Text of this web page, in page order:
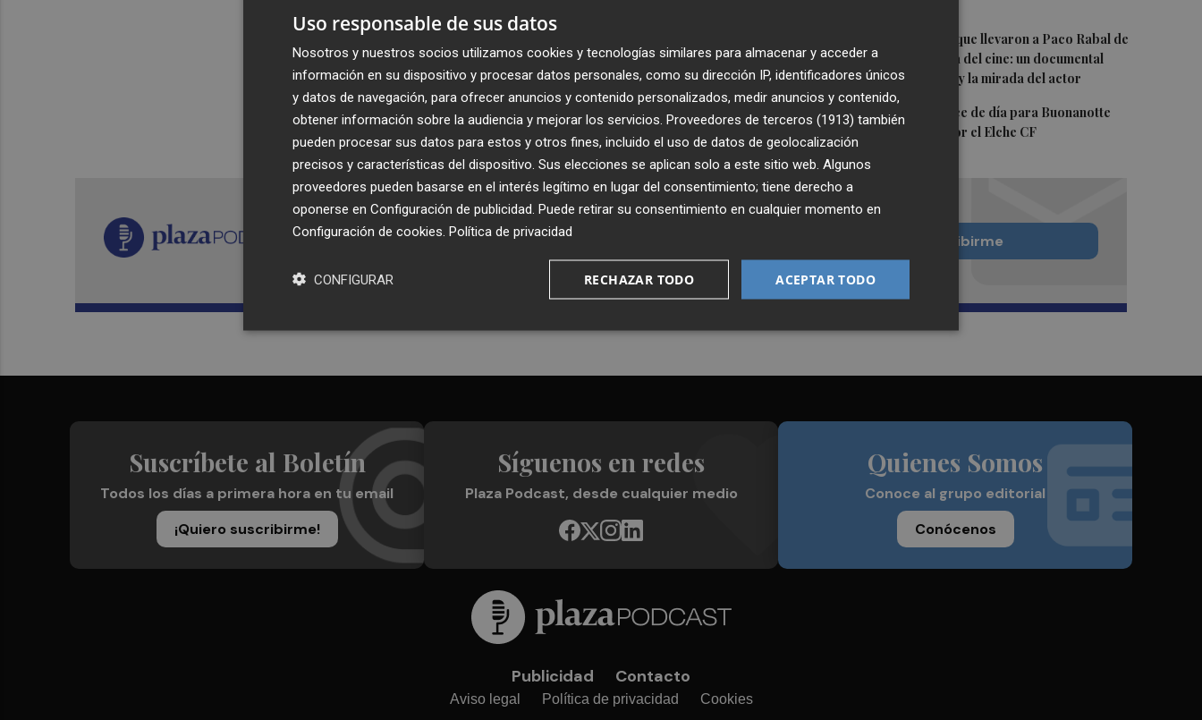
Las '200 vidas' que llevaron a Paco Rabal de
Águilas a la cima del cine: un documental
recupera la voz y la mirada del actor
5 Y también se hace de día para Buonanotte
con su fichaje por el Elche CF
Recibe toda la actualidad de
Plaza Podcast en tu correo
Quiero suscribirme
Suscríbete al Boletín
Todos los días a primera hora en tu email
¡Quiero suscribirme!
Síguenos en redes
Plaza Podcast, desde cualquier medio
Quienes Somos
Conoce al grupo editorial
Conócenos
Publicidad Contacto
Aviso legal Política de privacidad Cookies
Uso responsable de sus datos
Nosotros y nuestros socios utilizamos cookies y tecnologías similares para almacenar y acceder a
información en su dispositivo y procesar datos personales, como su dirección IP, identificadores únicos
y datos de navegación, para ofrecer anuncios y contenido personalizados, medir anuncios y contenido,
obtener información sobre la audiencia y mejorar los servicios. Proveedores de terceros (1913) también
pueden procesar sus datos para estos y otros fines, incluido el uso de datos de geolocalización
precisos y características del dispositivo. Sus elecciones se aplican solo a este sitio web. Algunos
proveedores pueden basarse en el interés legítimo en lugar del consentimiento; tiene derecho a
oponerse en Configuración de publicidad . Puede retirar su consentimiento en cualquier momento en
Configuración de cookies Política de privacidad
ACEPTAR TODO
RECHAZAR TODO
CONFIGURAR